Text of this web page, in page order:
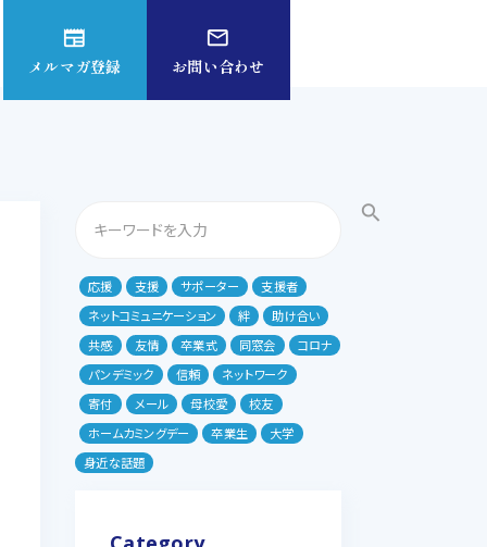
newspaper
メルマガ登録
mail_outline
お問い合わせ
search
応援 支援 サポーター
支援者
ネットコミュニケーション
絆
助け合い
共感
友情 卒業式 同窓会
コロナ
パンデミック
信頼
ネットワーク
寄付
メール 母校愛
校友
ホームカミングデー
卒業生
大学
身近な話題